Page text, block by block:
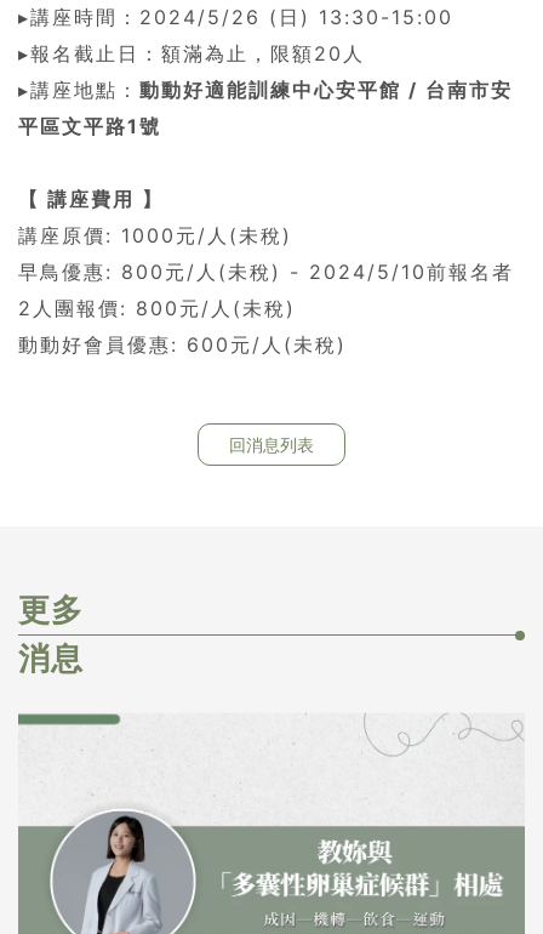
▸講座時間：2024/5/26 (日) 13:30-15:00
▸報名截止日：額滿為止，限額20人
▸講座地點： 動動好適能訓練中心安平館 / 台南市安
平區文平路1號
【 講座費用 】
講座原價: 1000元/人(未稅)
早鳥優惠: 800元/人(未稅) - 2024/5/10前報名者
2人團報價: 800元/人(未稅)
動動好會員優惠: 600元/人(未稅)
回消息列表
更多
消息